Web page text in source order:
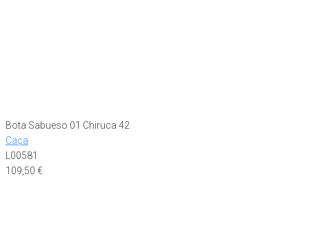
Bota Sabueso 01 Chiruca 42
Caça
L00581
109,50 €